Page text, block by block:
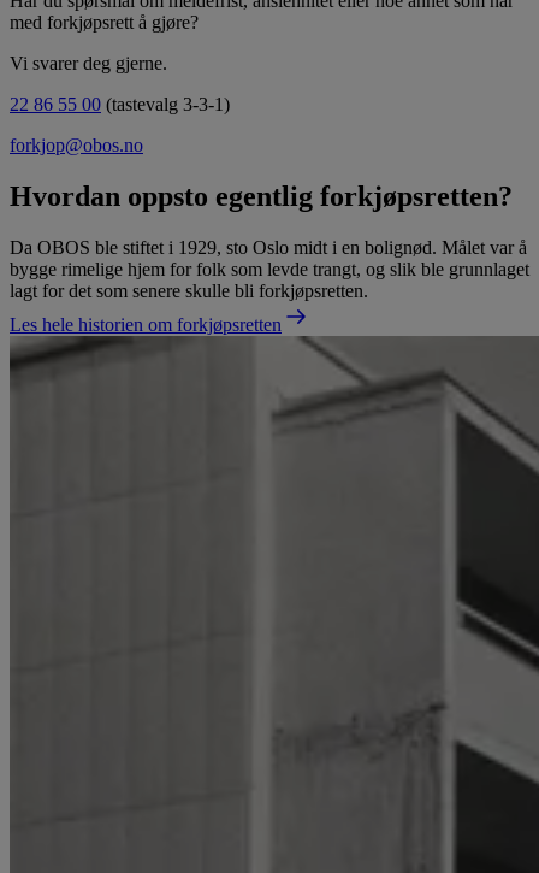
med forkjøpsrett å gjøre?
Vi svarer deg gjerne.
22 86 55 00 (tastevalg 3-3-1)
forkjop@obos.no
Hvordan oppsto egentlig forkjøpsretten?
Da OBOS ble stiftet i 1929, sto Oslo midt i en bolignød. Målet var å
bygge rimelige hjem for folk som levde trangt, og slik ble grunnlaget
lagt for det som senere skulle bli forkjøpsretten.
Les hele historien om forkjøpsretten